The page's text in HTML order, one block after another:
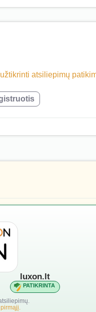
atsiliepimų
luxon.lt
PATIKRINTA